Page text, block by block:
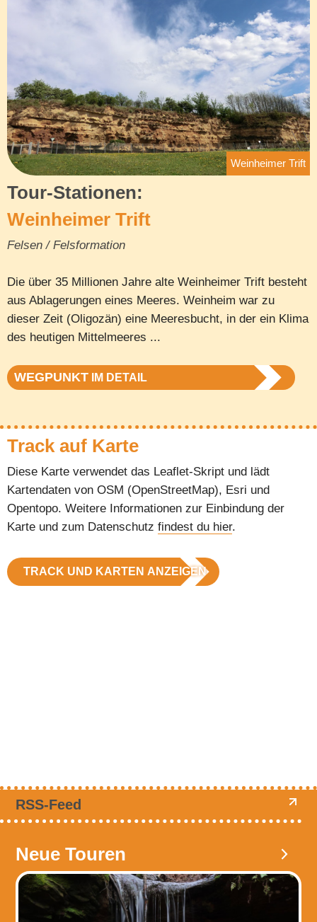
Weinheimer Trift
Tour-Stationen:
Weinheimer Trift
Felsen / Felsformation
Die über 35 Millionen Jahre alte Weinheimer Trift besteht
aus Ablagerungen eines Meeres. Weinheim war zu
dieser Zeit (Oligozän) eine Meeresbucht, in der ein Klima
des heutigen Mittelmeeres ...
WEGPUNKT IM DETAIL
Track auf Karte
Diese Karte verwendet das Leaflet-Skript und lädt
Kartendaten von OSM (OpenStreetMap), Esri und
Opentopo. Weitere Informationen zur Einbindung der
Karte und zum Datenschutz findest du hier.
TRACK UND KARTEN ANZEIGEN
RSS-Feed
Neue Touren